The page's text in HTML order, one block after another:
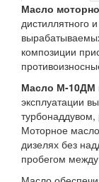
Масло
дистиллятного
композиции
Масло М-10ДМ
эксплуатации
Моторное
дизелях без
пробегом